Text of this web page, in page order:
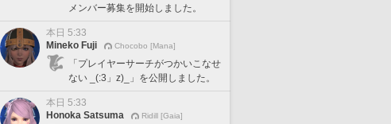
メンバー募集を開始しました。
本日 5:33
Mineko Fuji
Chocobo [Mana]
「プレイヤーサーチがつかいこなせ
ない _(:3」z)_」を公開しました。
本日 5:33
Honoka Satsuma
Ridill [Gaia]